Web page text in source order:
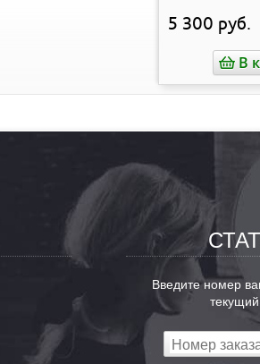
5 300 руб.
В
Введите номер